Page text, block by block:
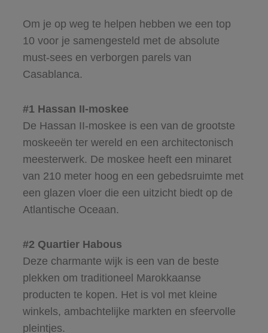
Om je op weg te helpen hebben we een top
10 voor je samengesteld met de absolute
must-sees en verborgen parels van
Casablanca.
#1 Hassan II-moskee
De Hassan II-moskee is een van de grootste
moskeeën ter wereld en een architectonisch
meesterwerk. De moskee heeft een minaret
van 210 meter hoog en een gebedsruimte met
een glazen vloer die een uitzicht biedt op de
Atlantische Oceaan.
#2 Quartier Habous
Deze charmante wijk is een van de beste
plekken om traditioneel Marokkaanse
producten te kopen. Het is vol met kleine
winkels, ambachtelijke markten en sfeervolle
pleintjes.